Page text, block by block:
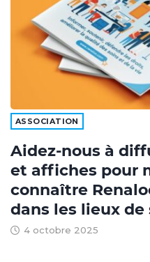
ASSOCIATION
Aidez-nous à
et affiches pour
connaître
dans les lieux de
4 octobre 2025